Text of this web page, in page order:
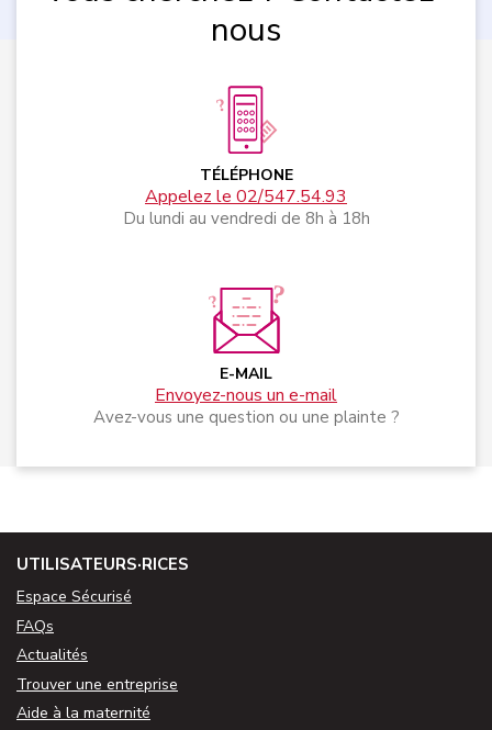
nous
TÉLÉPHONE
Appelez le 02/547.54.93
Du lundi au vendredi de 8h à 18h
E-MAIL
Envoyez-nous un e-mail
Avez-vous une question ou une plainte ?
UTILISATEURS·RICES
Espace Sécurisé
FAQs
Actualités
Trouver une entreprise
Aide à la maternité